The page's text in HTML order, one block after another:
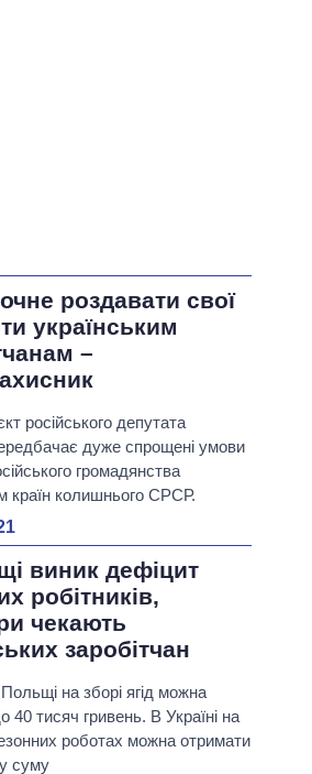
роздавати свої
українським
–
російського депутата
дуже спрощені умови
громадянства
країн колишнього СРСР.
виник дефіцит
робітників,
чекають
заробітчан
на зборі ягід можна
40 тисяч гривень. В Україні на
роботах можна отримати
суму